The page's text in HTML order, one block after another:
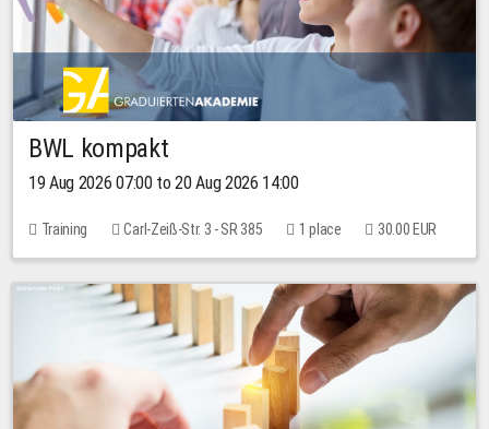
BWL kompakt
19 Aug 2026 07:00 to 20 Aug 2026 14:00
Training Carl-Zeiß-Str. 3 - SR 385 1 place 30.00 EUR